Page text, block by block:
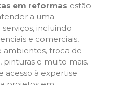
em reformas estão
a uma
incluindo
e comerciais,
ambientes, troca de
pinturas e muito mais.
acesso à expertise